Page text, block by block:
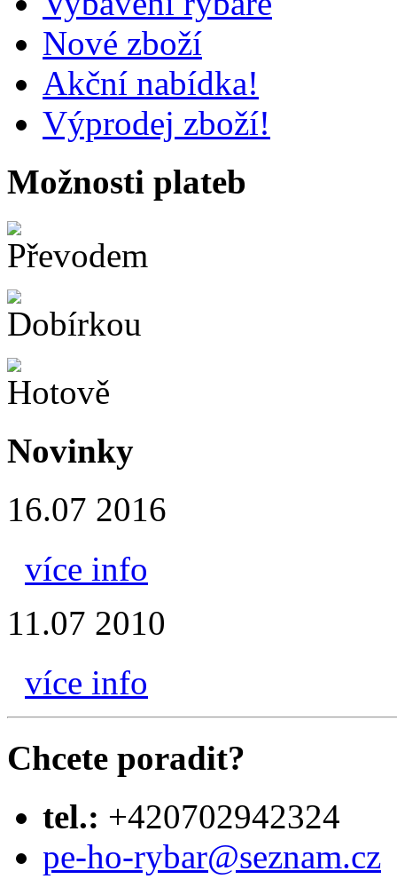
Nové zboží
Akční nabídka!
Výprodej zboží!
Možnosti plateb
Novinky
16.07 2016
více info
11.07 2010
více info
Chcete poradit?
tel.: +420702942324
pe-ho-rybar@seznam.cz